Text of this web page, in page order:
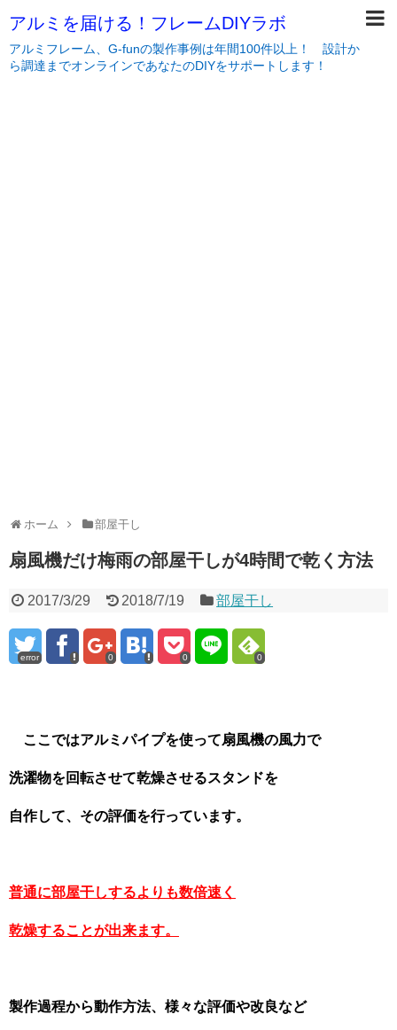
アルミを届ける！フレームDIYラボ
アルミフレーム、G-funの製作事例は年間100件以上！ 設計か
ら調達までオンラインであなたのDIYをサポートします！
ホーム 部屋干し
扇風機だけ梅雨の部屋干しが4時間で乾く方法
2017/3/29 2018/7/19 部屋干し
error 0 0 0
ここではアルミパイプを使って扇風機の風力で
洗濯物を回転させて乾燥させるスタンドを
自作して、その評価を行っています。
普通に部屋干しするよりも数倍速く
乾燥することが出来ます。
製作過程から動作方法、様々な評価や改良など